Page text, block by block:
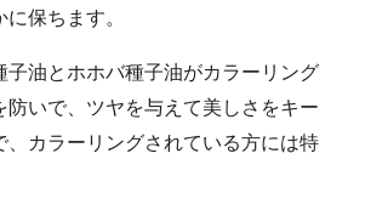
保ちます。
子油とホホバ種子油がカラーリング
防いで、ツヤを与えて美しさをキー
、カラーリングされている方には特